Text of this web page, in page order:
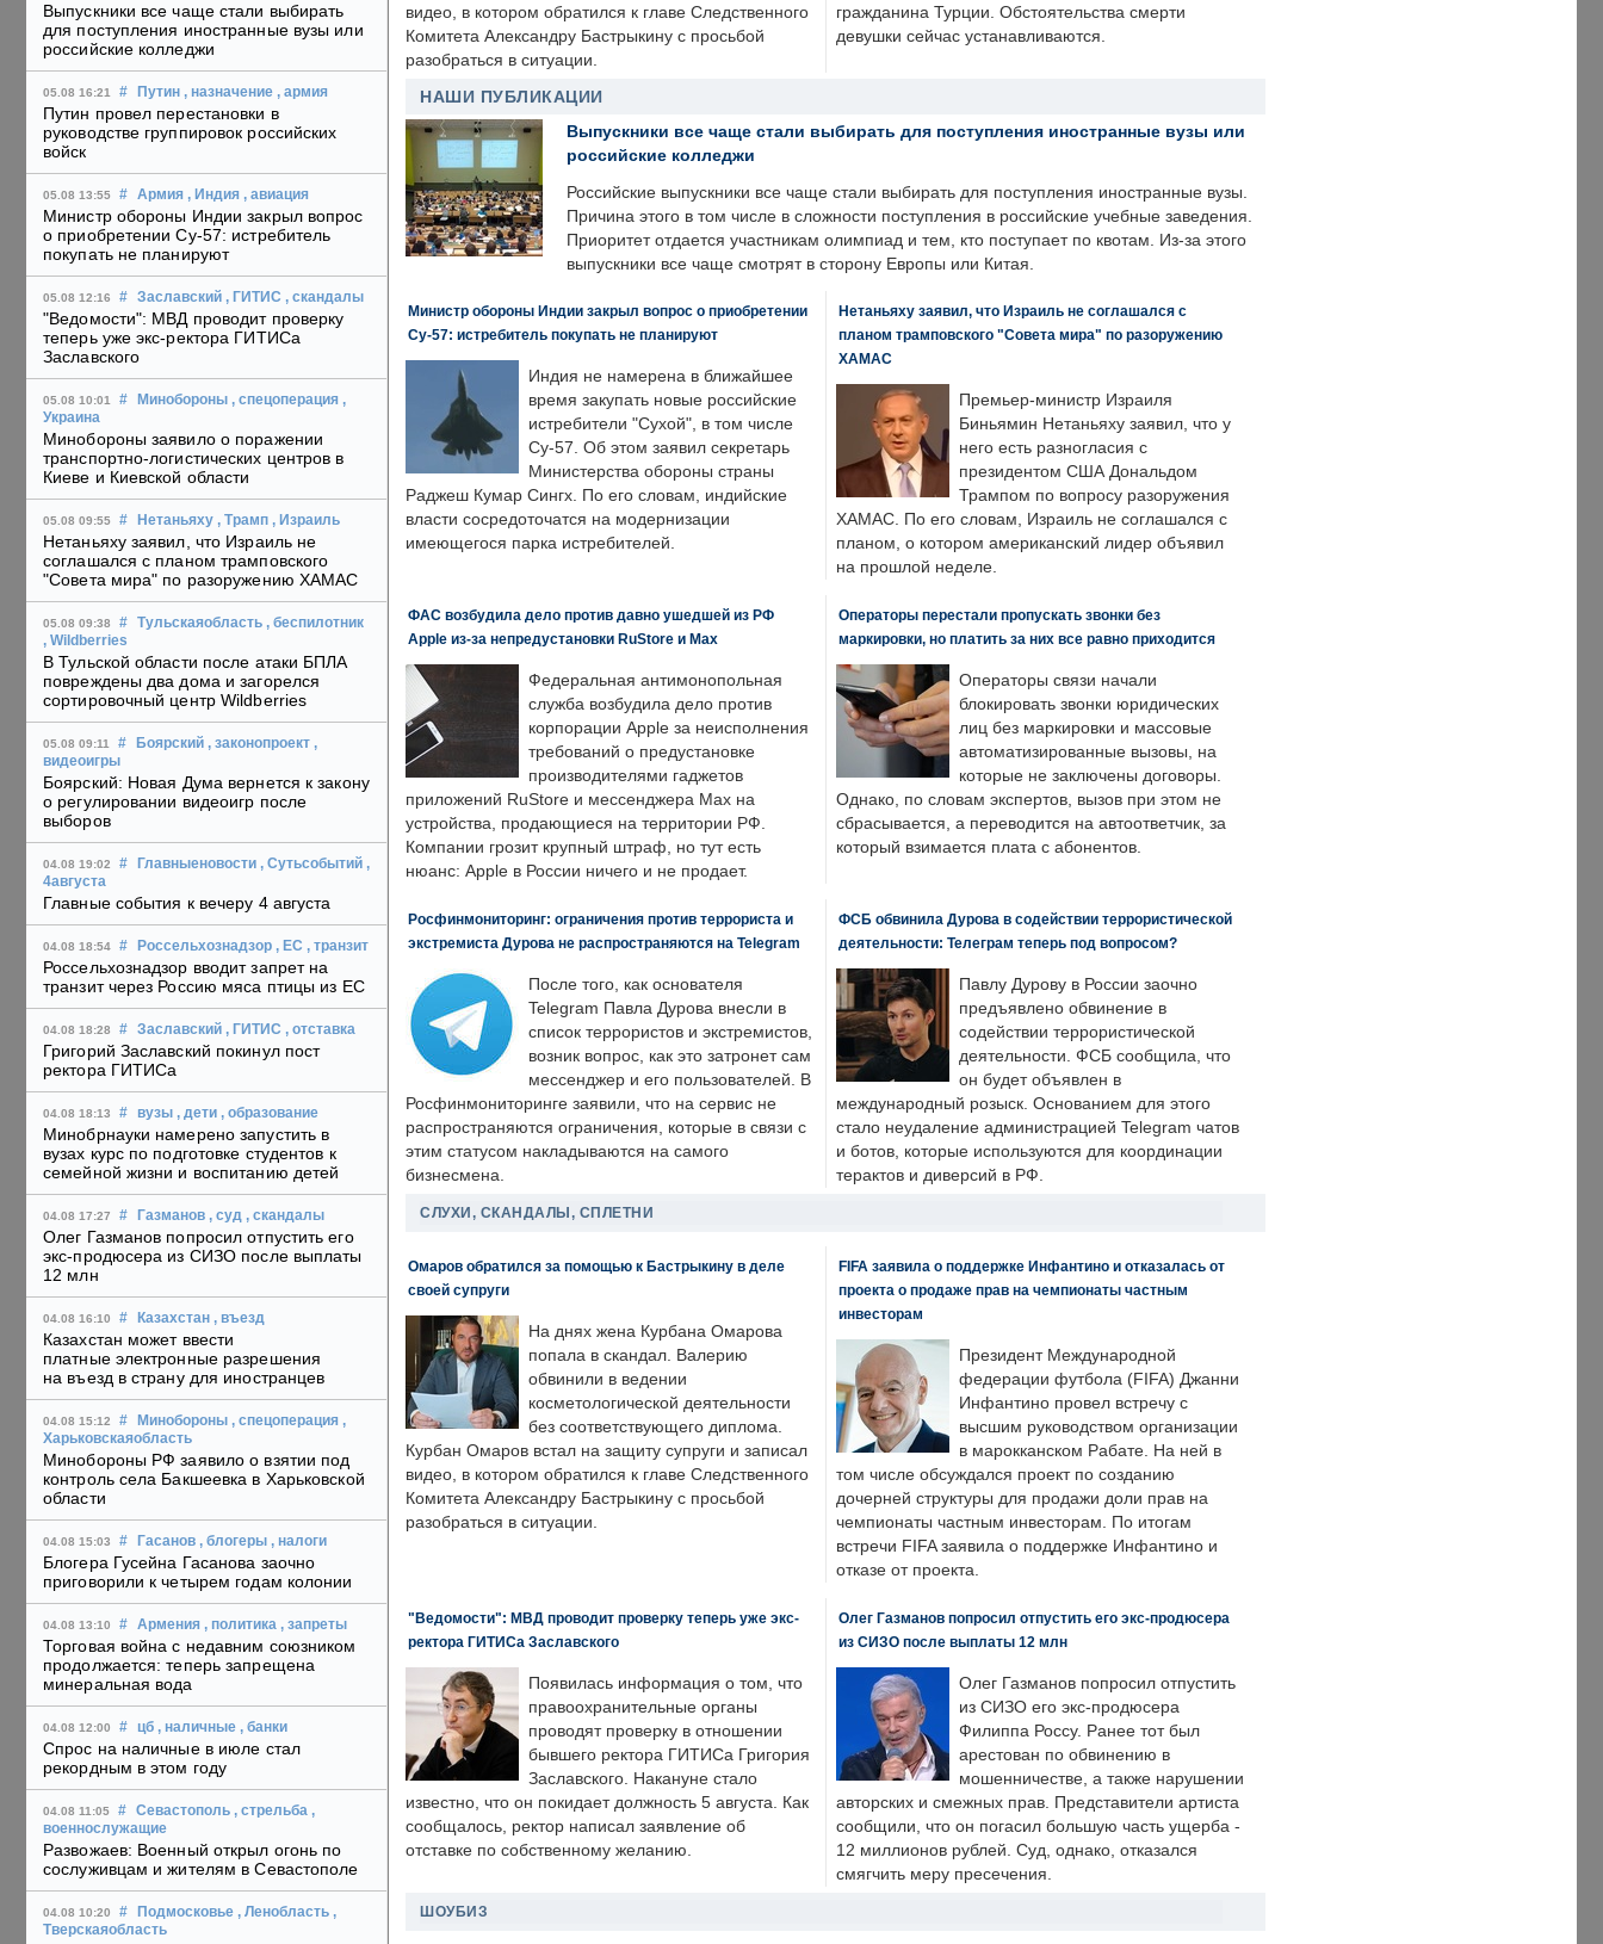
Выпускники все чаще стали выбирать
для поступления иностранные вузы или
российские колледжи
05.08 16:21 # Путин , назначение , армия
Путин провел перестановки в
руководстве группировок российских
войск
05.08 13:55 # Армия , Индия , авиация
Министр обороны Индии закрыл вопрос
о приобретении Су-57: истребитель
покупать не планируют
05.08 12:16 # Заславский , ГИТИС , скандалы
"Ведомости": МВД проводит проверку
теперь уже экс-ректора ГИТИСа
Заславского
05.08 10:01 # Минобороны , спецоперация ,
Украина
Минобороны заявило о поражении
транспортно-логистических центров в
Киеве и Киевской области
05.08 09:55 # Нетаньяху , Трамп , Израиль
Нетаньяху заявил, что Израиль не
соглашался с планом трамповского
"Совета мира" по разоружению ХАМАС
05.08 09:38 # Тульскаяобласть , беспилотник
, Wildberries
В Тульской области после атаки БПЛА
повреждены два дома и загорелся
сортировочный центр Wildberries
05.08 09:11 # Боярский , законопроект ,
видеоигры
Боярский: Новая Дума вернется к закону
о регулировании видеоигр после
выборов
04.08 19:02 # Главныеновости , Сутьсобытий ,
4августа
Главные события к вечеру 4 августа
04.08 18:54 # Россельхознадзор , ЕС , транзит
Россельхознадзор вводит запрет на
транзит через Россию мяса птицы из ЕС
04.08 18:28 # Заславский , ГИТИС , отставка
Григорий Заславский покинул пост
ректора ГИТИСа
04.08 18:13 # вузы , дети , образование
Минобрнауки намерено запустить в
вузах курс по подготовке студентов к
семейной жизни и воспитанию детей
04.08 17:27 # Газманов , суд , скандалы
Олег Газманов попросил отпустить его
экс-продюсера из СИЗО после выплаты
12 млн
04.08 16:10 # Казахстан , въезд
Казахстан может ввести
платные электронные разрешения
на въезд в страну для иностранцев
04.08 15:12 # Минобороны , спецоперация ,
Харьковскаяобласть
Минобороны РФ заявило о взятии под
контроль села Бакшеевка в Харьковской
области
04.08 15:03 # Гасанов , блогеры , налоги
Блогера Гусейна Гасанова заочно
приговорили к четырем годам колонии
04.08 13:10 # Армения , политика , запреты
Торговая война с недавним союзником
продолжается: теперь запрещена
минеральная вода
04.08 12:00 # цб , наличные , банки
Спрос на наличные в июле стал
рекордным в этом году
04.08 11:05 # Севастополь , стрельба ,
военнослужащие
Развожаев: Военный открыл огонь по
сослуживцам и жителям в Севастополе
04.08 10:20 # Подмосковье , Ленобласть ,
Тверскаяобласть
видео, в котором обратился к главе Следственного
Комитета Александру Бастрыкину с просьбой
разобраться в ситуации.
гражданина Турции. Обстоятельства смерти
девушки сейчас устанавливаются.
НАШИ ПУБЛИКАЦИИ
Выпускники все чаще стали выбирать для поступления иностранные вузы или
российские колледжи
Российские выпускники все чаще стали выбирать для поступления иностранные вузы.
Причина этого в том числе в сложности поступления в российские учебные заведения.
Приоритет отдается участникам олимпиад и тем, кто поступает по квотам. Из-за этого
выпускники все чаще смотрят в сторону Европы или Китая.
Министр обороны Индии закрыл вопрос о приобретении
Су-57: истребитель покупать не планируют
Индия не намерена в ближайшее
время закупать новые российские
истребители "Сухой", в том числе
Су-57. Об этом заявил секретарь
Министерства обороны страны
Раджеш Кумар Сингх. По его словам, индийские
власти сосредоточатся на модернизации
имеющегося парка истребителей.
Нетаньяху заявил, что Израиль не соглашался с
планом трамповского "Совета мира" по разоружению
ХАМАС
Премьер-министр Израиля
Биньямин Нетаньяху заявил, что у
него есть разногласия с
президентом США Дональдом
Трампом по вопросу разоружения
ХАМАС. По его словам, Израиль не соглашался с
планом, о котором американский лидер объявил
на прошлой неделе.
ФАС возбудила дело против давно ушедшей из РФ
Apple из-за непредустановки RuStore и Max
Федеральная антимонопольная
служба возбудила дело против
корпорации Apple за неисполнения
требований о предустановке
производителями гаджетов
приложений RuStore и мессенджера Max на
устройства, продающиеся на территории РФ.
Компании грозит крупный штраф, но тут есть
нюанс: Apple в России ничего и не продает.
Операторы перестали пропускать звонки без
маркировки, но платить за них все равно приходится
Операторы связи начали
блокировать звонки юридических
лиц без маркировки и массовые
автоматизированные вызовы, на
которые не заключены договоры.
Однако, по словам экспертов, вызов при этом не
сбрасывается, а переводится на автоответчик, за
который взимается плата с абонентов.
Росфинмониторинг: ограничения против террориста и
экстремиста Дурова не распространяются на Telegram
После того, как основателя
Telegram Павла Дурова внесли в
список террористов и экстремистов,
возник вопрос, как это затронет сам
мессенджер и его пользователей. В
Росфинмониторинге заявили, что на сервис не
распространяются ограничения, которые в связи с
этим статусом накладываются на самого
бизнесмена.
ФСБ обвинила Дурова в содействии террористической
деятельности: Телеграм теперь под вопросом?
Павлу Дурову в России заочно
предъявлено обвинение в
содействии террористической
деятельности. ФСБ сообщила, что
он будет объявлен в
международный розыск. Основанием для этого
стало неудаление администрацией Telegram чатов
и ботов, которые используются для координации
терактов и диверсий в РФ.
СЛУХИ, СКАНДАЛЫ, СПЛЕТНИ
Омаров обратился за помощью к Бастрыкину в деле
своей супруги
На днях жена Курбана Омарова
попала в скандал. Валерию
обвинили в ведении
косметологической деятельности
без соответствующего диплома.
Курбан Омаров встал на защиту супруги и записал
видео, в котором обратился к главе Следственного
Комитета Александру Бастрыкину с просьбой
разобраться в ситуации.
FIFA заявила о поддержке Инфантино и отказалась от
проекта о продаже прав на чемпионаты частным
инвесторам
Президент Международной
федерации футбола (FIFA) Джанни
Инфантино провел встречу с
высшим руководством организации
в марокканском Рабате. На ней в
том числе обсуждался проект по созданию
дочерней структуры для продажи доли прав на
чемпионаты частным инвесторам. По итогам
встречи FIFA заявила о поддержке Инфантино и
отказе от проекта.
"Ведомости": МВД проводит проверку теперь уже экс-
ректора ГИТИСа Заславского
Появилась информация о том, что
правоохранительные органы
проводят проверку в отношении
бывшего ректора ГИТИСа Григория
Заславского. Накануне стало
известно, что он покидает должность 5 августа. Как
сообщалось, ректор написал заявление об
отставке по собственному желанию.
Олег Газманов попросил отпустить его экс-продюсера
из СИЗО после выплаты 12 млн
Олег Газманов попросил отпустить
из СИЗО его экс-продюсера
Филиппа Россу. Ранее тот был
арестован по обвинению в
мошенничестве, а также нарушении
авторских и смежных прав. Представители артиста
сообщили, что он погасил большую часть ущерба -
12 миллионов рублей. Суд, однако, отказался
смягчить меру пресечения.
ШОУБИЗ